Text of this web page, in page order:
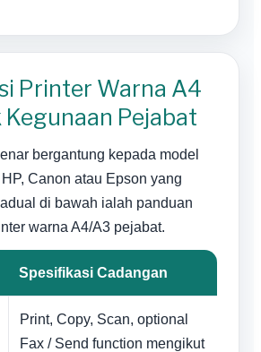
Printer Warna A4
Pejabat
bergantung kepada model
Canon atau Epson yang
di bawah ialah panduan
warna A4/A3 pejabat.
Spesifikasi Cadangan
Print, Copy, Scan, optional
Fax / Send function mengikut